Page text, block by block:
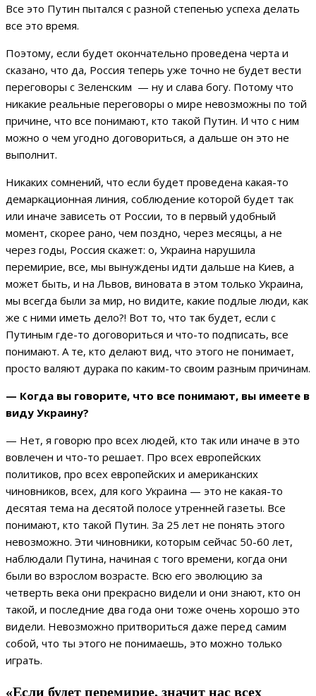
Все это Путин пытался с разной степенью успеха делать
все это время.
Поэтому, если будет окончательно проведена черта и
сказано, что да, Россия теперь уже точно не будет вести
переговоры с Зеленским — ну и слава богу. Потому что
никакие реальные переговоры о мире невозможны по той
причине, что все понимают, кто такой Путин. И что с ним
можно о чем угодно договориться, а дальше он это не
выполнит.
Никаких сомнений, что если будет проведена какая-то
демаркационная линия, соблюдение которой будет так
или иначе зависеть от России, то в первый удобный
момент, скорее рано, чем поздно, через месяцы, а не
через годы, Россия скажет: о, Украина нарушила
перемирие, все, мы вынуждены идти дальше на Киев, а
может быть, и на Львов, виновата в этом только Украина,
мы всегда были за мир, но видите, какие подлые люди, как
же с ними иметь дело?! Вот то, что так будет, если с
Путиным где-то договориться и что-то подписать, все
понимают. А те, кто делают вид, что этого не понимает,
просто валяют дурака по каким-то своим разным причинам.
— Когда вы говорите, что все понимают, вы имеете в
виду Украину?
— Нет, я говорю про всех людей, кто так или иначе в это
вовлечен и что-то решает. Про всех европейских
политиков, про всех европейских и американских
чиновников, всех, для кого Украина — это не какая-то
десятая тема на десятой полосе утренней газеты. Все
понимают, кто такой Путин. За 25 лет не понять этого
невозможно. Эти чиновники, которым сейчас 50-60 лет,
наблюдали Путина, начиная с того времени, когда они
были во взрослом возрасте. Всю его эволюцию за
четверть века они прекрасно видели и они знают, кто он
такой, и последние два года они тоже очень хорошо это
видели. Невозможно притвориться даже перед самим
собой, что ты этого не понимаешь, это можно только
играть.
«Если будет перемирие, значит нас всех